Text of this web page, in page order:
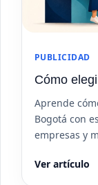
PUBLICIDAD
Cómo
Aprende
Bogotá con
empresas y
Ver artículo